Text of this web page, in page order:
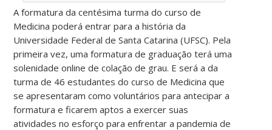
A formatura da centésima turma do curso de
Medicina poderá entrar para a história da
Universidade Federal de Santa Catarina (UFSC). Pela
primeira vez, uma formatura de graduação terá uma
solenidade online de colação de grau. E será a da
turma de 46 estudantes do curso de Medicina que
se apresentaram como voluntários para antecipar a
formatura e ficarem aptos a exercer suas
atividades no esforço para enfrentar a pandemia de